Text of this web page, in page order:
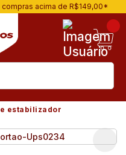
compras acima de R$149,00*
estabilizador